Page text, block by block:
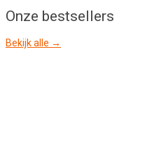
Onze bestsellers
Bekijk alle →